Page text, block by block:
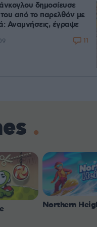
δημοσίευσε
από το παρελθόν με
Αναμνήσεις, έγραψε
11
Northern